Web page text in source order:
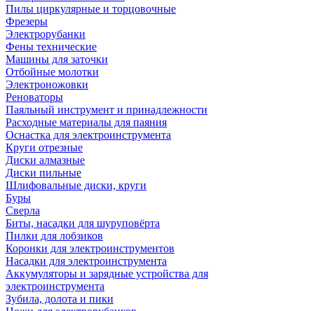
Пилы циркулярные и торцовочные
Фрезеры
Электрорубанки
Фены технические
Машины для заточки
Отбойные молотки
Электроножовки
Реноваторы
Паяльный инструмент и принадлежности
Расходные материалы для паяния
Оснастка для электроинструмента
Круги отрезные
Диски алмазные
Диски пильные
Шлифовальные диски, круги
Буры
Сверла
Биты, насадки для шуруповёрта
Пилки для лобзиков
Коронки для электроинструментов
Насадки для электроинструмента
Аккумуляторы и зарядные устройства для
электроинструмента
Зубила, долота и пики